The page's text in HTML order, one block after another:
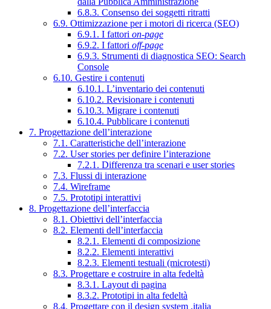
6.8.3. Consenso dei soggetti ritratti
6.9. Ottimizzazione per i motori di ricerca (SEO)
6.9.1. I fattori on-page
6.9.2. I fattori off-page
6.9.3. Strumenti di diagnostica SEO: Search
Console
6.10. Gestire i contenuti
6.10.1. L’inventario dei contenuti
6.10.2. Revisionare i contenuti
6.10.3. Migrare i contenuti
6.10.4. Pubblicare i contenuti
7. Progettazione dell’interazione
7.1. Caratteristiche dell’interazione
7.2. User stories per definire l’interazione
7.2.1. Differenza tra scenari e user stories
7.3. Flussi di interazione
7.4. Wireframe
7.5. Prototipi interattivi
8. Progettazione dell’interfaccia
8.1. Obiettivi dell’interfaccia
8.2. Elementi dell’interfaccia
8.2.1. Elementi di composizione
8.2.2. Elementi interattivi
8.2.3. Elementi testuali (microtesti)
8.3. Progettare e costruire in alta fedeltà
8.3.1. Layout di pagina
8.3.2. Prototipi in alta fedeltà
8.4. Progettare con il design system .italia